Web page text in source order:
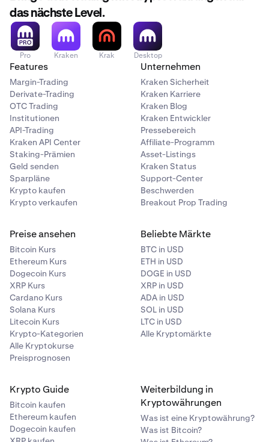
das nächste Level.
Pro Kraken Krak Desktop
Features
Margin-Trading
Derivate-Trading
OTC Trading
Institutionen
API-Trading
Kraken API Center
Staking-Prämien
Geld senden
Sparpläne
Krypto kaufen
Krypto verkaufen
Unternehmen
Kraken Sicherheit
Kraken Karriere
Kraken Blog
Kraken Entwickler
Pressebereich
Affiliate-Programm
Asset-Listings
Kraken Status
Support-Center
Beschwerden
Breakout Prop Trading
Preise ansehen
Bitcoin Kurs
Ethereum Kurs
Dogecoin Kurs
XRP Kurs
Cardano Kurs
Solana Kurs
Litecoin Kurs
Krypto-Kategorien
Alle Kryptokurse
Preisprognosen
Beliebte Märkte
BTC in USD
ETH in USD
DOGE in USD
XRP in USD
ADA in USD
SOL in USD
LTC in USD
Alle Kryptomärkte
Krypto Guide
Bitcoin kaufen
Ethereum kaufen
Dogecoin kaufen
Weiterbildung in
Kryptowährungen
Was ist eine Kryptowährung?
Was ist Bitcoin?